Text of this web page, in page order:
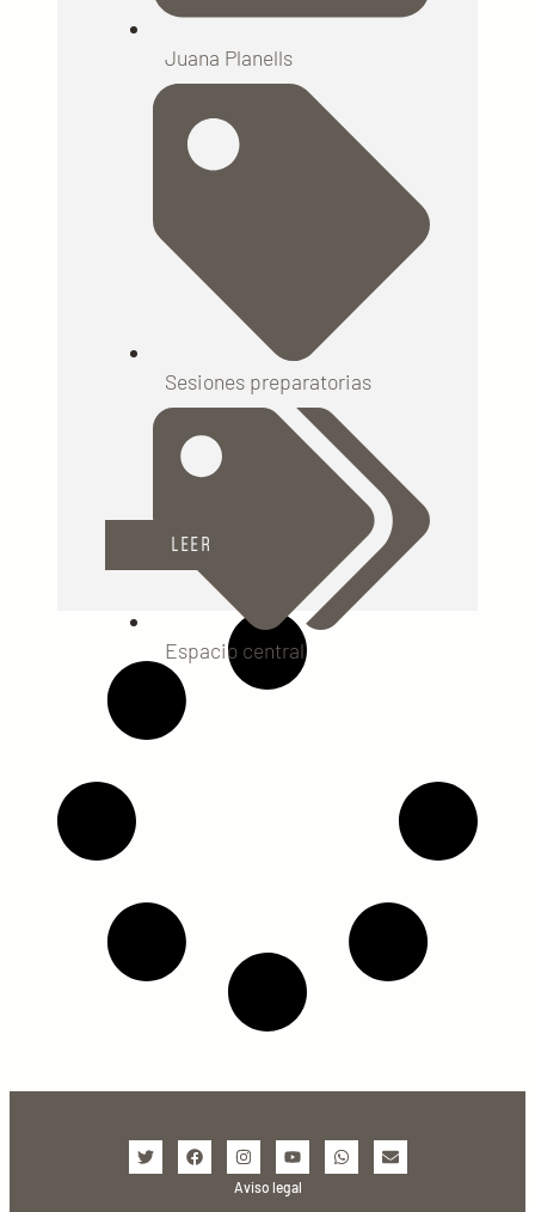
Juana Planells
Sesiones preparatorias
Espacio central
LEER
Aviso legal